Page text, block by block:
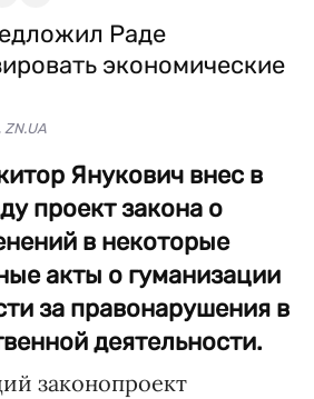
Янукович внес в
проект закона о
в некоторые
акты о гуманизации
за правонарушения в
деятельности.
законопроект